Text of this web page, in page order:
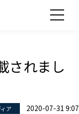
されまし
ア 2020-07-31 9:07